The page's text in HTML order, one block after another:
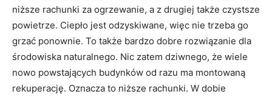
niższe rachunki za ogrzewanie, a z drugiej także czystsze
powietrze. Ciepło jest odzyskiwane, więc nie trzeba go
grzać ponownie. To także bardzo dobre rozwiązanie dla
środowiska naturalnego. Nic zatem dziwnego, że wiele
nowo powstających budynków od razu ma montowaną
rekuperację. Oznacza to niższe rachunki. W dobie